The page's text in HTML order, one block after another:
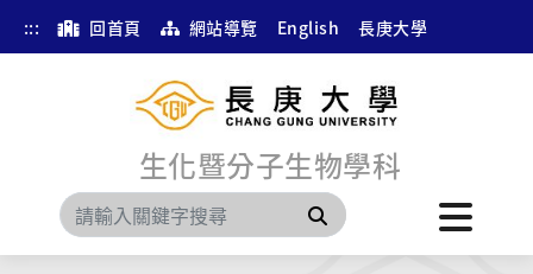
::: 回首頁 網站導覽 English 長庚大學
生化暨分子生物學科
搜尋